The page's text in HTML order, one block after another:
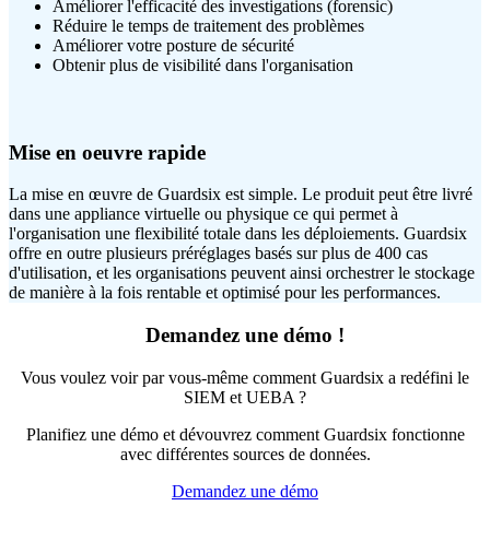
Améliorer l'efficacité des investigations (forensic)
Réduire le temps de traitement des problèmes
Améliorer votre posture de sécurité
Obtenir plus de visibilité dans l'organisation
Mise en oeuvre rapide
La mise en œuvre de Guardsix est simple. Le produit peut être livré
dans une appliance virtuelle ou physique ce qui permet à
l'organisation une flexibilité totale dans les déploiements. Guardsix
offre en outre plusieurs préréglages basés sur plus de 400 cas
d'utilisation, et les organisations peuvent ainsi orchestrer le stockage
de manière à la fois rentable et optimisé pour les performances.
Demandez une démo !
Vous voulez voir par vous-même comment Guardsix a redéfini le
SIEM et UEBA ?
Planifiez une démo et dévouvrez comment Guardsix fonctionne
avec différentes sources de données.
Demandez une démo